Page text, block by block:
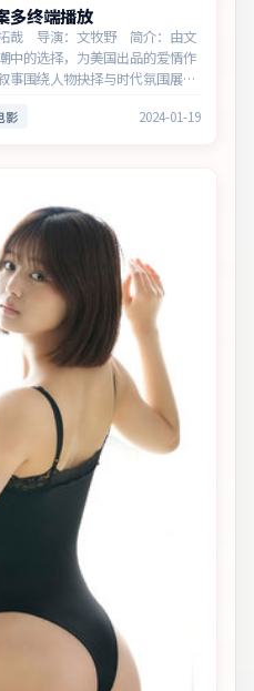
多终端播放
哉 导演：文牧野 简介：由文
中的选择，为美国出品的爱情作
事围绕人物抉择与时代氛围展
影 2024-01-19